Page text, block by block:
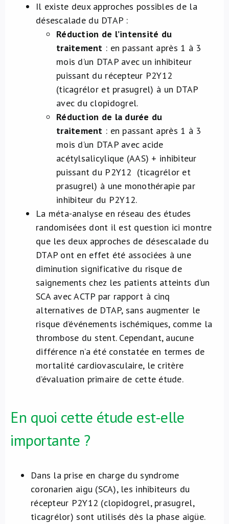
Il existe deux approches possibles de la
désescalade du DTAP :
Réduction de l’intensité du
traitement : en passant après 1 à 3
mois d’un DTAP avec un inhibiteur
puissant du récepteur P2Y12
(ticagrélor et prasugrel) à un DTAP
avec du clopidogrel.
Réduction de la durée du
traitement : en passant après 1 à 3
mois d’un DTAP avec acide
acétylsalicylique (AAS) + inhibiteur
puissant du P2Y12 (ticagrélor et
prasugrel) à une monothérapie par
inhibiteur du P2Y12.
La méta-analyse en réseau des études
randomisées dont il est question ici montre
que les deux approches de désescalade du
DTAP ont en effet été associées à une
diminution significative du risque de
saignements chez les patients atteints d’un
SCA avec ACTP par rapport à cinq
alternatives de DTAP, sans augmenter le
risque d’événements ischémiques, comme la
thrombose du stent. Cependant, aucune
différence n’a été constatée en termes de
mortalité cardiovasculaire, le critère
d’évaluation primaire de cette étude.
En quoi cette étude est-elle
importante ?
Dans la prise en charge du syndrome
coronarien aigu (SCA), les inhibiteurs du
récepteur P2Y12 (clopidogrel, prasugrel,
ticagrélor) sont utilisés dès la phase aigüe.